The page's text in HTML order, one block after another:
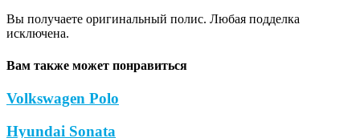
Вы получаете оригинальный полис. Любая подделка
исключена.
Вам также может понравиться
Volkswagen Polo
Hyundai Sonata